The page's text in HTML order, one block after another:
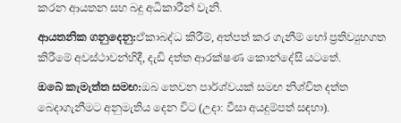
කරන ආයතන සහ බදු අධිකාරීන් වැනි.
ආයතනික ගනුදෙනු:ඒකාබද්ධ කිරීම්, අත්පත් කර ගැනීම් හෝ ප්‍රතිව්‍යුහගත
කිරීමේ අවස්ථාවන්හිදී, දැඩි දත්ත ආරක්ෂණ කොන්දේසි යටතේ.
ඔබේ කැමැත්ත සමඟ:ඔබ තෙවන පාර්ශ්වයක් සමඟ නිශ්චිත දත්ත
බෙදාගැනීමට අනුමැතිය දෙන විට (උදා: වීසා අයදුම්පත් සඳහා).